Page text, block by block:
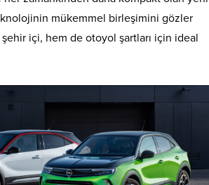
mükemmel birleşimini gözler
içi, hem de otoyol şartları için ideal